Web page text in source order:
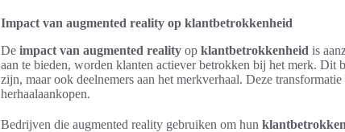
Impact van augmented reality op klantbetrokkenheid
De impact van augmented reality op klantbetrokkenheid is
aan te bieden, worden klanten actiever betrokken bij het merk. Dit
zijn, maar ook deelnemers aan het merkverhaal. Deze
herhaalaankopen.
Bedrijven die augmented reality gebruiken om hun